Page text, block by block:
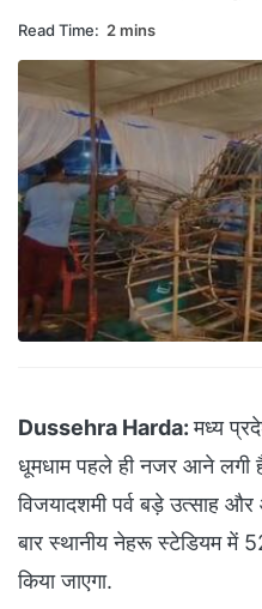
Read Time: 2 mins
Dussehra Harda:मध्य
धूमधाम पहले ही नजर आने
विजयादशमी पर्व बड़े उत्साह
बार स्थानीय नेहरू स्टेडियम में
किया जाएगा.